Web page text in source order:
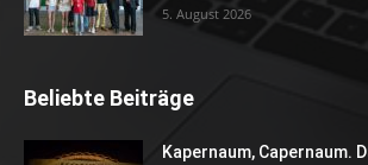
5. August 2026
Beliebte Beiträge
Kapernaum, Capernaum.